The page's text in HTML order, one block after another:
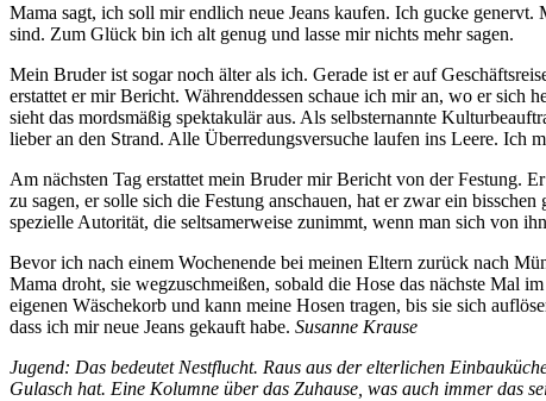
Mama sagt, ich soll mir endlich neue Jeans kaufen. Ich gucke
sind. Zum Glück bin ich alt genug und lasse mir nichts mehr sagen.
Mein Bruder ist sogar noch älter als ich. Gerade ist er auf
erstattet er mir Bericht. Währenddessen schaue ich mir an, wo er sich
sieht das mordsmäßig spektakulär aus. Als selbsternannte
lieber an den Strand. Alle Überredungsversuche laufen ins Leere. Ich
Am nächsten Tag erstattet mein Bruder mir Bericht von der Festung.
zu sagen, er solle sich die Festung anschauen, hat er zwar ein
spezielle Autorität, die seltsamerweise zunimmt, wenn man sich von
Bevor ich nach einem Wochenende bei meinen Eltern zurück nach
Mama droht, sie wegzuschmeißen, sobald die Hose das nächste Mal
eigenen Wäschekorb und kann meine Hosen tragen, bis sie sich
dass ich mir neue Jeans gekauft habe. Susanne Krause
Jugend: Das bedeutet Nestflucht. Raus aus der elterlichen
Gulasch hat. Eine Kolumne über das Zuhause, was auch immer das